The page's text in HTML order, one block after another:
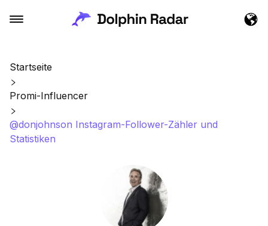
Startseite
Promi-Influencer
@donjohnson Instagram-Follower-Zähler und
Statistiken